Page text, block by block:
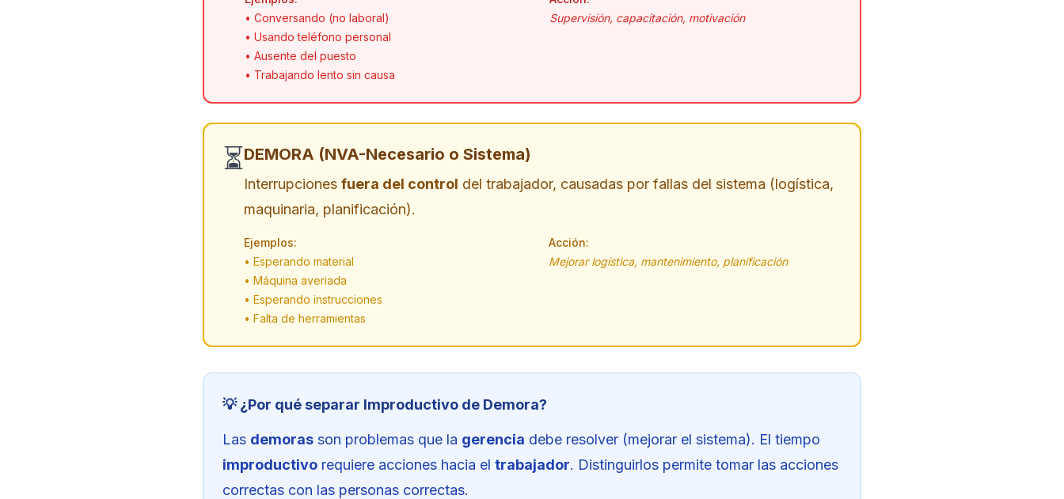
• Conversando (no laboral)
• Usando teléfono personal
• Ausente del puesto
• Trabajando lento sin causa
Supervisión, capacitación, motivación
⏳DEMORA (NVA-Necesario o Sistema)
Interrupciones fuera del control del trabajador, causadas por fallas del sistema (logística,
maquinaria, planificación).
Ejemplos:
• Esperando material
• Máquina averiada
• Esperando instrucciones
• Falta de herramientas
Acción:
Mejorar logística, mantenimiento, planificación
💡 ¿Por qué separar Improductivo de Demora?
Las demoras son problemas que la gerencia debe resolver (mejorar el sistema). El tiempo
improductivo requiere acciones hacia el trabajador. Distinguirlos permite tomar las acciones
correctas con las personas correctas.